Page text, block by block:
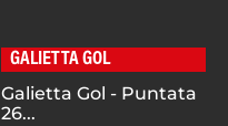
GALIETTA GOL
Galietta Gol - Puntata
26...